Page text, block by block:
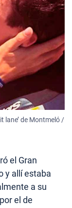
lane’ de Montmeló /
el Gran
y allí estaba
a su
el de